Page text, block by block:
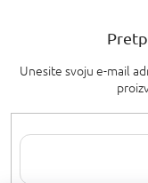
Unesite svoju e-mail